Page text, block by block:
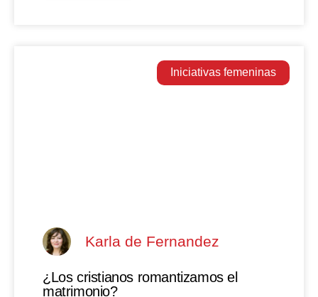
Iniciativas femeninas
Karla de Fernandez
¿Los cristianos romantizamos el
matrimonio?